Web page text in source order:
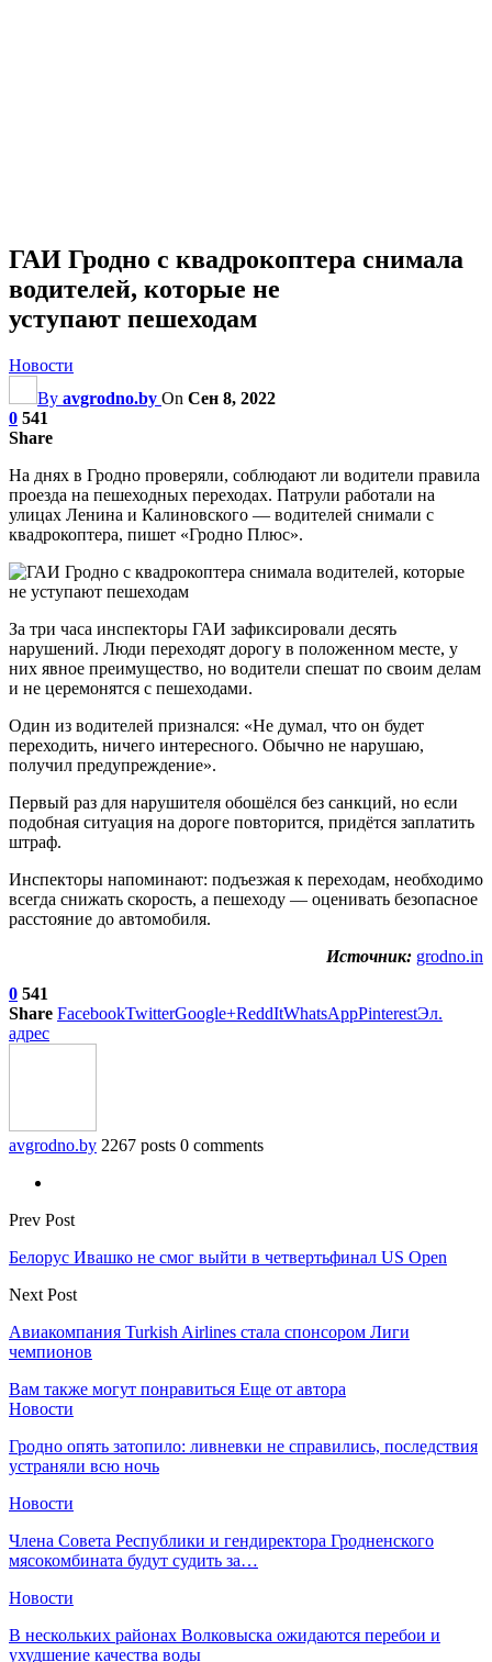
ГАИ Гродно с квадрокоптера снимала
водителей, которые не
уступают пешеходам
Новости
By avgrodno.by On Сен 8, 2022
0 541
Share
На днях в Гродно проверяли, соблюдают ли водители правила
проезда на пешеходных переходах. Патрули работали на
улицах Ленина и Калиновского — водителей снимали с
квадрокоптера, пишет «Гродно Плюс».
За три часа инспекторы ГАИ зафиксировали десять
нарушений. Люди переходят дорогу в положенном месте, у
них явное преимущество, но водители спешат по своим делам
и не церемонятся с пешеходами.
Один из водителей признался: «Не думал, что он будет
переходить, ничего интересного. Обычно не нарушаю,
получил предупреждение».
Первый раз для нарушителя обошёлся без санкций, но если
подобная ситуация на дороге повторится, придётся заплатить
штраф.
Инспекторы напоминают: подъезжая к переходам, необходимо
всегда снижать скорость, а пешеходу — оценивать безопасное
расстояние до автомобиля.
Источник: grodno.in
0 541
Share FacebookTwitterGoogle+ReddItWhatsAppPinterestЭл.
адрес
avgrodno.by 2267 posts 0 comments
Prev Post
Белорус Ивашко не смог выйти в четвертьфинал US Open
Next Post
Авиакомпания Turkish Airlines стала спонсором Лиги
чемпионов
Вам также могут понравиться Еще от автора
Новости
Гродно опять затопило: ливневки не справились, последствия
устраняли всю ночь
Новости
Члена Совета Республики и гендиректора Гродненского
мясокомбината будут судить за…
Новости
В нескольких районах Волковыска ожидаются перебои и
ухудшение качества воды